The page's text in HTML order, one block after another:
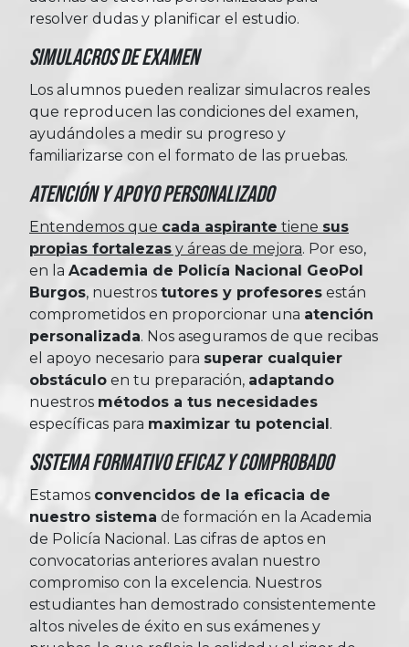
resolver dudas y planificar el estudio.
Simulacros de Examen
Los alumnos pueden realizar simulacros reales
que reproducen las condiciones del examen,
ayudándoles a medir su progreso y
familiarizarse con el formato de las pruebas.
Atención y Apoyo Personalizado
Entendemos que cada aspirante tiene sus
propias fortalezas y áreas de mejora. Por eso,
en la Academia de Policía Nacional GeoPol
Burgos, nuestros tutores y profesores están
comprometidos en proporcionar una atención
personalizada. Nos aseguramos de que recibas
el apoyo necesario para superar cualquier
obstáculo en tu preparación, adaptando
nuestros métodos a tus necesidades
específicas para maximizar tu potencial .
Sistema Formativo Eficaz y Comprobado
Estamos convencidos de la eficacia de
nuestro sistema de formación en la Academia
de Policía Nacional. Las cifras de aptos en
convocatorias anteriores avalan nuestro
compromiso con la excelencia. Nuestros
estudiantes han demostrado consistentemente
altos niveles de éxito en sus exámenes y